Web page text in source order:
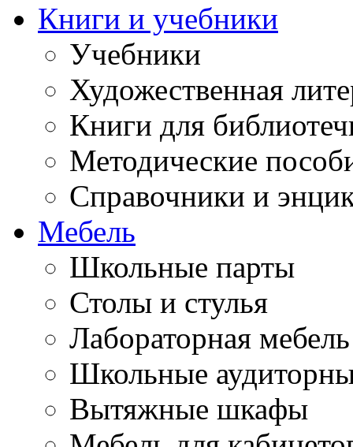
Книги и учебники
Учебники
Художественная
Книги для
Методические
Справочники и
Мебель
Школьные парты
Столы и стулья
Лабораторная мебель
Школьные
Вытяжные шкафы